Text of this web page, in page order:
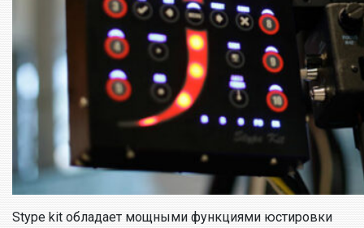
Stype kit обладает мощными функциями юстировки